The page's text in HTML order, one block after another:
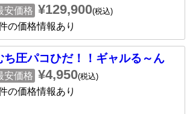
安価格 ¥129,900(税込)
の価格情報あり
ち圧パコひだ！！ギャルる～ん
安価格 ¥4,950(税込)
の価格情報あり